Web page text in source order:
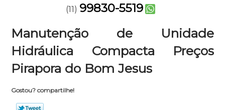
(11) 99830-5519
Manutenção de Unidade
Hidráulica Compacta Preços
Pirapora do Bom Jesus
Gostou? compartilhe!